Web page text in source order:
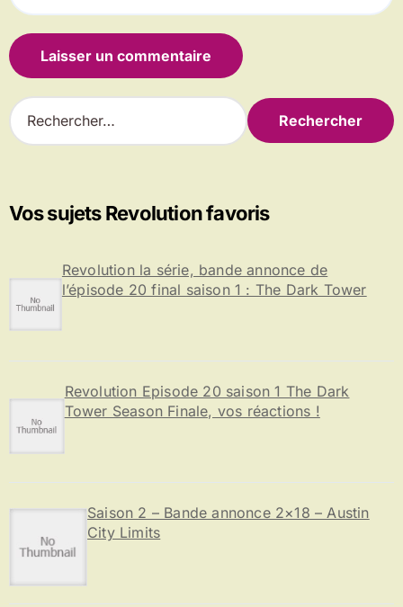
R
e
r
c
r
Vos sujets Revolution favoris
Revolution la série, bande annonce de
l’épisode 20 final saison 1 : The Dark Tower
Revolution Episode 20 saison 1 The Dark
Tower Season Finale, vos réactions !
Saison 2 – Bande annonce 2×18 – Austin
City Limits